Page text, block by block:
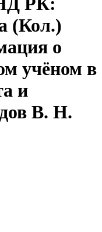
(Кол.)
о
учёном в
и
В. Н.